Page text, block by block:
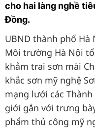
cho hai làng nghề
Đồng.
UBND thành phố Hà
Môi trường Hà Nội
khảm trai sơn mài
khắc sơn mỹ nghệ
mạng lưới các
giới gắn với trưng
phẩm thủ công mỹ